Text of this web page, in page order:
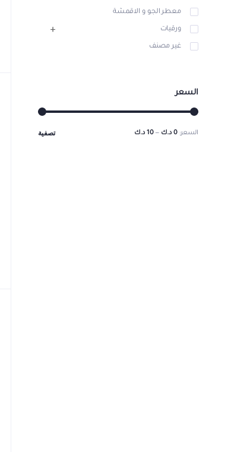
معطر الجو و الاقمشة
ورقيات
غير مصنف
السعر
تصفية السعر:0 د.ك —10 د.ك